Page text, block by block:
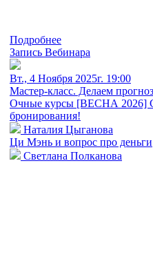
Подробнее
Запись Вебинара
Вт., 4 Ноября 2025г. 19:00
Мастер-класс. Делаем
Очные курсы [ВЕСНА 2026]
бронирования!
Наталия Цыганова
Ци Мэнь и вопрос про деньги
Cветлана Полканова